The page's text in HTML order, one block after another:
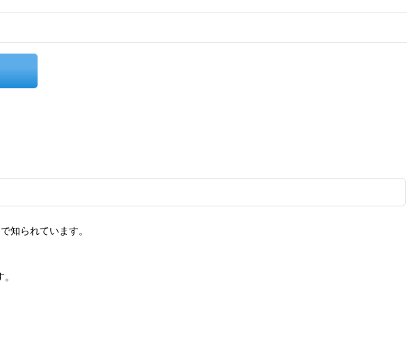
知られています。